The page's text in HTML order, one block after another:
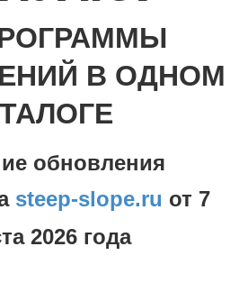
В ОДНОМ
обновления
steep-slope.ru от 7
2026 года